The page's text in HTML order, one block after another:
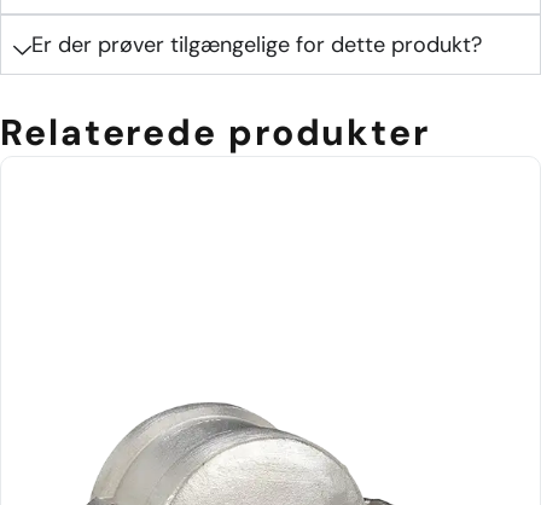
Er der prøver tilgængelige for dette produkt?
Relaterede produkter